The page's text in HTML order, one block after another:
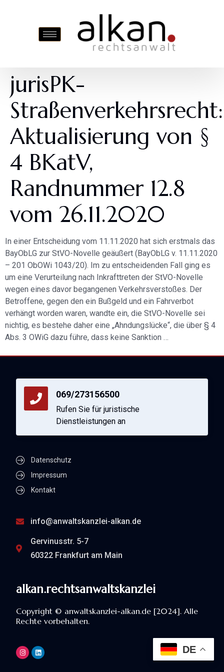
jurisPK-
Straßenverkehrsrecht:
Aktualisierung von §
4 BKatV,
Randnummer 12.8
vom 26.11.2020
In einer Entscheidung vom 11.11.2020 hat sich erstmals das
BayObLG zur StVO-Novelle geäußert (BayObLG v. 11.11.2020
– 201 ObOWi 1043/20). Im zu entscheidenden Fall ging es
um eine Verurteilung nach Inkrafttreten der StVO-Novelle
wegen eines davor begangenen Verkehrsverstoßes. Der
Betroffene, gegen den ein Bußgeld und ein Fahrverbot
verhängt worden waren, wandte ein, die StVO-Novelle sei
nichtig, es bestehe daher eine „Ahndungslücke“, die über § 4
Abs. 3 OWiG dazu führe, dass keine Sanktion …
alkan.rechtsanwaltskanzlei
Copyright © anwaltskanzlei-alkan.de [2024]. Alle
Rechte vorbehalten.
info@anwaltskanzlei-alkan.de
Gervinusstr. 5-7
60322 Frankfurt am Main
Datenschutz
Impressum
Kontakt
069/273156500
Rufen Sie für juristische
Dienstleistungen an
DE